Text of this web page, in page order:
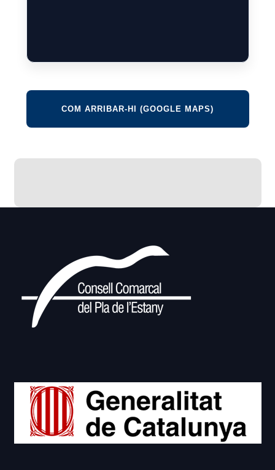
COM ARRIBAR-HI (GOOGLE MAPS)